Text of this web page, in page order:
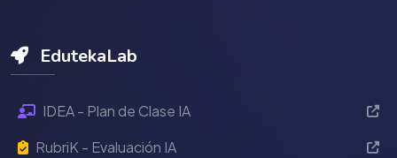
EdutekaLab
IDEA - Plan de Clase IA
RubriK - Evaluación IA